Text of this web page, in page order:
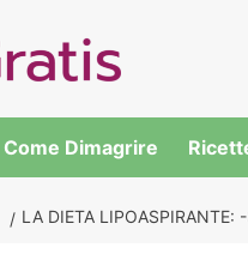
Come Dimagrire
LA DIETA LIPOASPIRANTE: